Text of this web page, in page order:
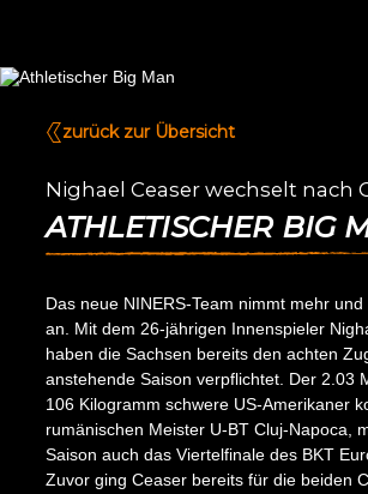
zurück zur Übersicht
Nighael Ceaser wechselt nach
ATHLETISCHER BIG
Das neue NINERS-Team nimmt mehr
an. Mit dem 26-jährigen Innenspieler
haben die Sachsen bereits den achten
anstehende Saison verpflichtet. Der 2.03
106 Kilogramm schwere US-Amerikaner
rumänischen Meister U-BT Cluj-Napoca,
Saison auch das Viertelfinale des BKT
Zuvor ging Ceaser bereits für die beiden